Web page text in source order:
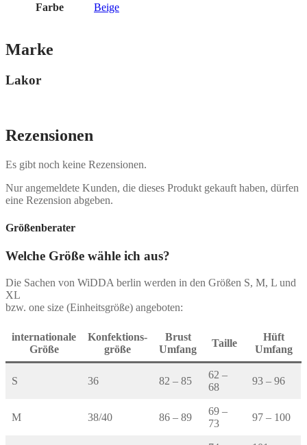
Farbe Beige
Marke
Lakor
Rezensionen
Es gibt noch keine Rezensionen.
Nur angemeldete Kunden, die dieses Produkt gekauft haben, dürfen
eine Rezension abgeben.
Größenberater
Welche Größe wähle ich aus?
Die Sachen von WiDDA berlin werden in den Größen S, M, L und
XL
bzw. one size (Einheitsgröße) angeboten:
internationale
Größe
Konfektions-
größe
Brust
Umfang
Taille
Hüft
Umfang
S 36 82 – 85
62 –
68
93 – 96
M 38/40 86 – 89
69 –
73
97 – 100